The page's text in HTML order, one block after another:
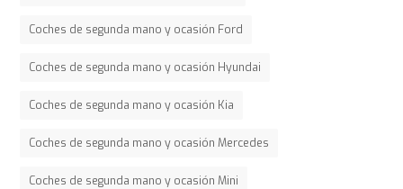
Coches de segunda mano y ocasión Ford
Coches de segunda mano y ocasión Hyundai
Coches de segunda mano y ocasión Kia
Coches de segunda mano y ocasión Mercedes
Coches de segunda mano y ocasión Mini